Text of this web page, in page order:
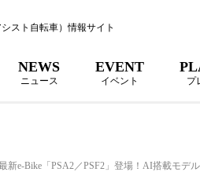
スト自転車）情報サイト
NEWS
ニュース
EVENT
イベント プ
新e-Bike「PSA2／PSF2」登場！AI搭載モデ